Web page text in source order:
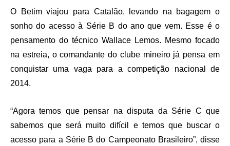
O Betim viajou para Catalão, levando na bagagem o
sonho do acesso à Série B do ano que vem. Esse é o
pensamento do técnico Wallace Lemos. Mesmo focado
na estreia, o comandante do clube mineiro já pensa em
conquistar uma vaga para a competição nacional de
2014.
“Agora temos que pensar na disputa da Série C que
sabemos que será muito difícil e temos que buscar o
acesso para a Série B do Campeonato Brasileiro”, disse